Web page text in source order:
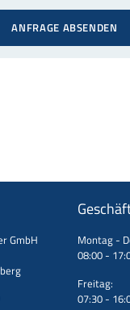
ANFRAGE ABSENDEN
GmbH
Montag -
08:00 -
Freitag:
07:30 -